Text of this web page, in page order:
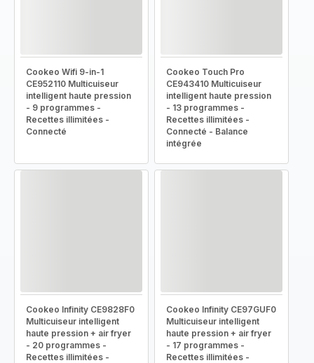
Cookeo Wifi 9-in-1
CE952110 Multicuiseur
intelligent haute pression
- 9 programmes -
Recettes illimitées -
Connecté
Cookeo Touch Pro
CE943410 Multicuiseur
intelligent haute pression
- 13 programmes -
Recettes illimitées -
Connecté - Balance
intégrée
Cookeo Infinity CE9828F0
Multicuiseur intelligent
haute pression + air fryer
- 20 programmes -
Recettes illimitées -
Cookeo Infinity CE97GUF0
Multicuiseur intelligent
haute pression + air fryer
- 17 programmes -
Recettes illimitées -